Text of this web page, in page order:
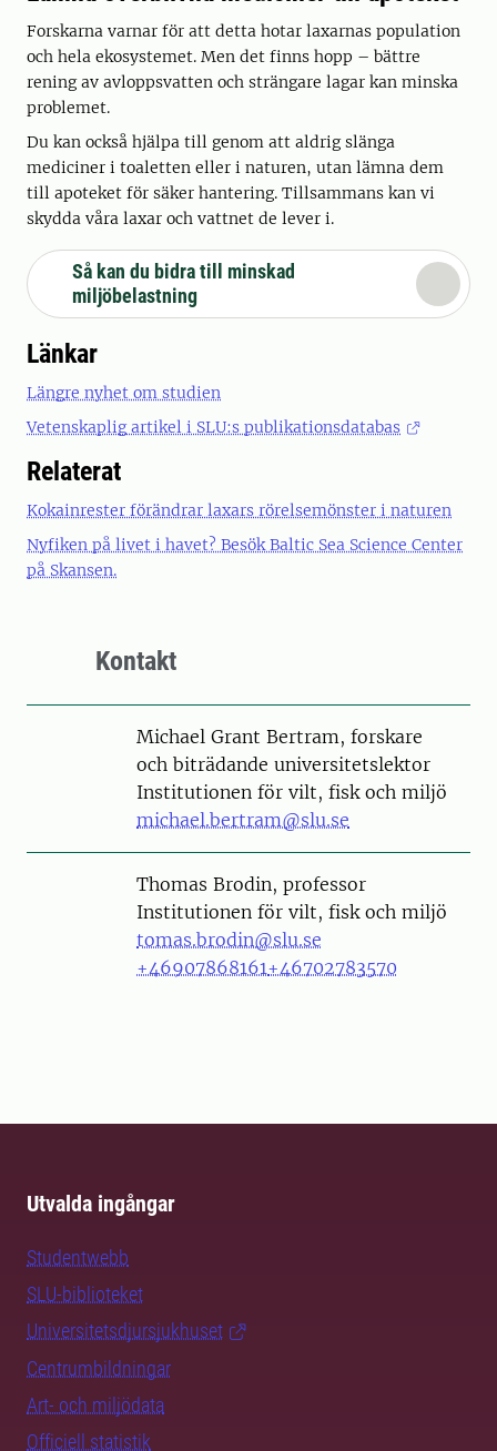
Forskarna varnar för att detta hotar laxarnas population
och hela ekosystemet. Men det finns hopp – bättre
rening av avloppsvatten och strängare lagar kan minska
problemet.
Du kan också hjälpa till genom att aldrig slänga
mediciner i toaletten eller i naturen, utan lämna dem
till apoteket för säker hantering. Tillsammans kan vi
skydda våra laxar och vattnet de lever i.
Så kan du bidra till minskad
miljöbelastning
Länkar
Längre nyhet om studien
Vetenskaplig artikel i SLU:s publikationsdatabas
Relaterat
Kokainrester förändrar laxars rörelsemönster i naturen
Nyfiken på livet i havet? Besök Baltic Sea Science Center
på Skansen.
Kontakt
PersonMichael Grant Bertram, forskare
och biträdande universitetslektor
Institutionen för vilt, fisk och miljö
michael.bertram@slu.se
PersonThomas Brodin, professor
Institutionen för vilt, fisk och miljö
tomas.brodin@slu.se
+46907868161+46702783570
Utvalda ingångar
Studentwebb
SLU-biblioteket
Universitetsdjursjukhuset
Centrumbildningar
Art- och miljödata
Officiell statistik